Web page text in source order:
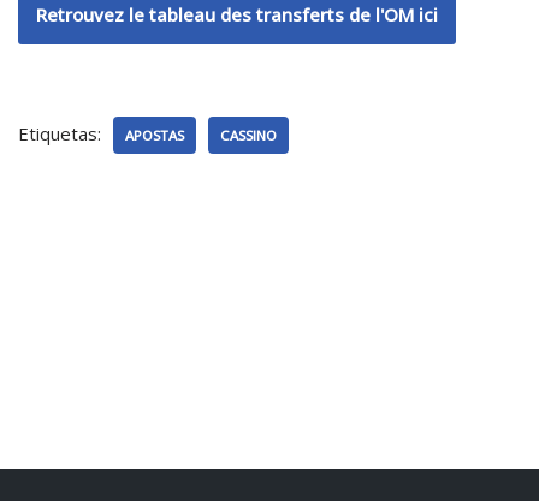
Retrouvez le tableau des transferts de l'OM ici
Etiquetas: APOSTAS CASSINO